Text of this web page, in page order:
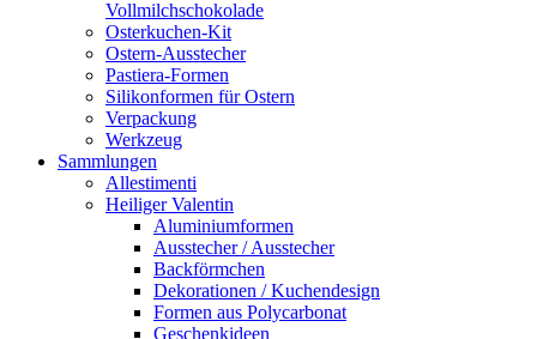
Vollmilchschokolade
Osterkuchen-Kit
Ostern-Ausstecher
Pastiera-Formen
Silikonformen für Ostern
Verpackung
Werkzeug
Sammlungen
Allestimenti
Heiliger Valentin
Aluminiumformen
Ausstecher / Ausstecher
Backförmchen
Dekorationen / Kuchendesign
Formen aus Polycarbonat
Geschenkideen